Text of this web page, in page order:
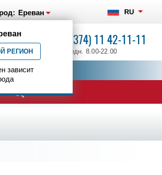
Ереван RU
+7 (374) 11 42-11-11
ежедн. 8.00-22.00
РЕГИОН
зависит